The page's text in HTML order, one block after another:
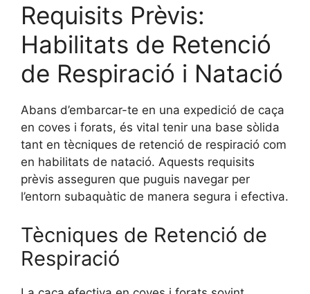
Requisits Prèvis:
Habilitats de Retenció
de Respiració i Natació
Abans d’embarcar-te en una expedició de caça
en coves i forats, és vital tenir una base sòlida
tant en tècniques de retenció de respiració com
en habilitats de natació. Aquests requisits
prèvis asseguren que puguis navegar per
l’entorn subaquàtic de manera segura i efectiva.
Tècniques de Retenció de
Respiració